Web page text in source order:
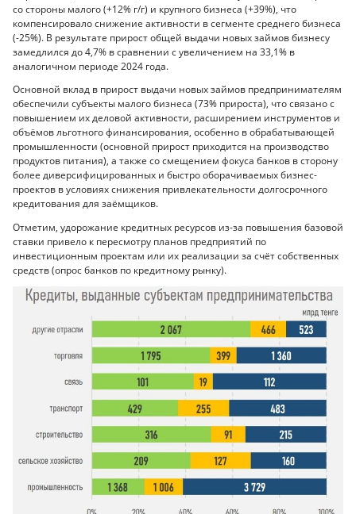
со стороны малого (+12% г/г) и крупного бизнеса (+39%), что
компенсировало снижение активности в сегменте среднего бизнеса
(-25%). В результате прирост общей выдачи новых займов бизнесу
замедлился до 4,7% в сравнении с увеличением на 33,1% в
аналогичном периоде 2024 года.
Основной вклад в прирост выдачи новых займов предпринимателям
обеспечили субъекты малого бизнеса (73% прироста), что связано с
повышением их деловой активности, расширением инструментов и
объёмов льготного финансирования, особенно в обрабатывающей
промышленности (основной прирост приходится на производство
продуктов питания), а также со смещением фокуса банков в сторону
более диверсифицированных и быстро оборачиваемых бизнес-
проектов в условиях снижения привлекательности долгосрочного
кредитования для заёмщиков.
Отметим, удорожание кредитных ресурсов из-за повышения базовой
ставки привело к пересмотру планов предприятий по
инвестиционным проектам или их реализации за счёт собственных
средств (опрос банков по кредитному рынку).